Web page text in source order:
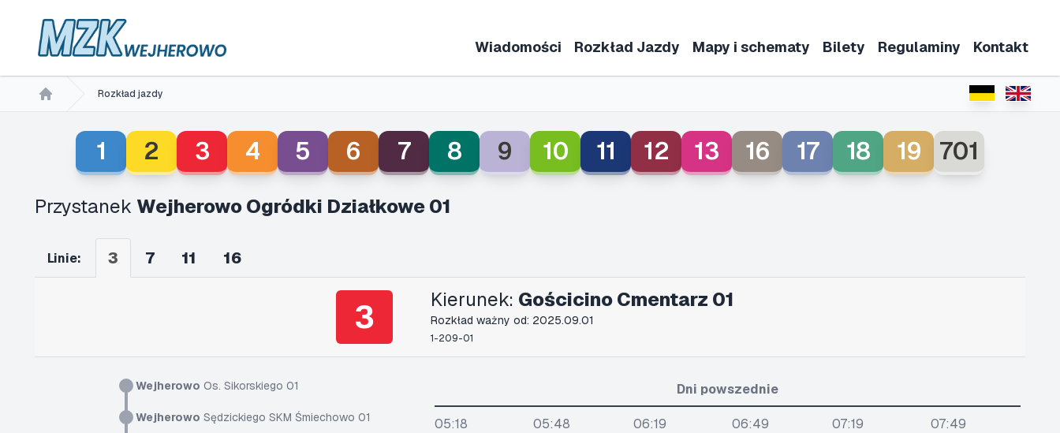
Wiadomości Rozkład Jazdy Mapy i schematy Bilety Regulaminy Kontakt
Rozkład jazdy
1 2 3 4 5 6 7 8 9 10 11 12 13 16 17 18 19 701
Przystanek Wejherowo Ogródki Działkowe 01
Linie: 3 7 11 16
3 Kierunek: Gościcino Cmentarz 01
Rozkład ważny od: 2025.09.01
1-209-01
Wejherowo Os. Sikorskiego 01
Wejherowo Sędzickiego SKM Śmiechowo 01
Dni powszednie
05:18 05:48 06:19 06:49 07:19
07:49